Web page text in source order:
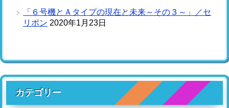
「６号機とＡタイプの現在と未来～その３～」／セ
リポン 2020年1月23日
カテゴリー